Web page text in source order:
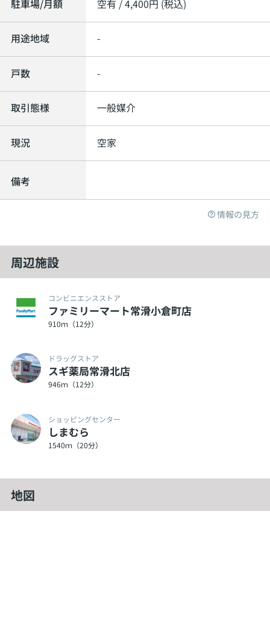
駐車場/月額 空有 / 4,400円 (税込)
用途地域 -
戸数 -
取引態様 一般媒介
現況 空家
備考
情報の見方
周辺施設
コンビニエンスストア
ファミリーマート常滑小倉町店
910ｍ（12分）
ドラッグストア
スギ薬局常滑北店
946ｍ（12分）
ショッピングセンター
しまむら
1540ｍ（20分）
地図